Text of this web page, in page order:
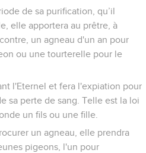
de sa purification, qu’il
elle apportera au prêtre, à
un agneau d'un an pour
ou une tourterelle pour le
l'Eternel et fera l'expiation pour
sa perte de sang. Telle est la loi
un fils ou une fille.
un agneau, elle prendra
pigeons, l'un pour